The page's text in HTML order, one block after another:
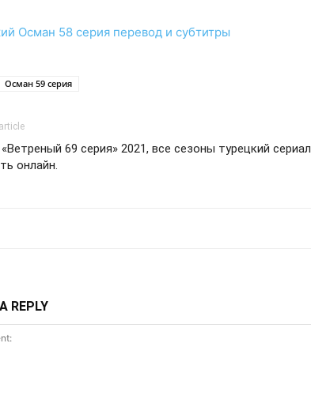
Осман 58 серия перевод и субтитры
Осман 59 серия
69 серия» 2021, все сезоны турецкий сериал
онлайн.
REPLY